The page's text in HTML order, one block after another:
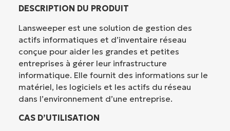
DESCRIPTION DU PRODUIT
Lansweeper est une solution de gestion des
actifs informatiques et d’inventaire réseau
conçue pour aider les grandes et petites
entreprises à gérer leur infrastructure
informatique. Elle fournit des informations sur le
matériel, les logiciels et les actifs du réseau
dans l’environnement d’une entreprise.
CAS D’UTILISATION